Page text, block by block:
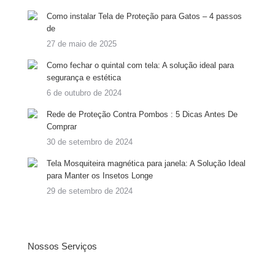
Como instalar Tela de Proteção para Gatos – 4 passos
de
27 de maio de 2025
Como fechar o quintal com tela: A solução ideal para
segurança e estética
6 de outubro de 2024
Rede de Proteção Contra Pombos : 5 Dicas Antes De
Comprar
30 de setembro de 2024
Tela Mosquiteira magnética para janela: A Solução Ideal
para Manter os Insetos Longe
29 de setembro de 2024
Nossos Serviços